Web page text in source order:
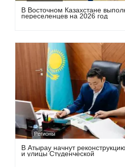
В Восточном Казахстане
переселенцев на 2026 год
Регионы
В Атырау начнут
и улицы Студенческой